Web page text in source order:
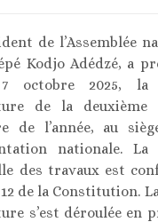
de l’Assemblée
Kodjo Adédzé, a
octobre 2025, la
de la deuxième
de l’année, au
nationale. La
des travaux est
de la Constitution.
s’est déroulée en